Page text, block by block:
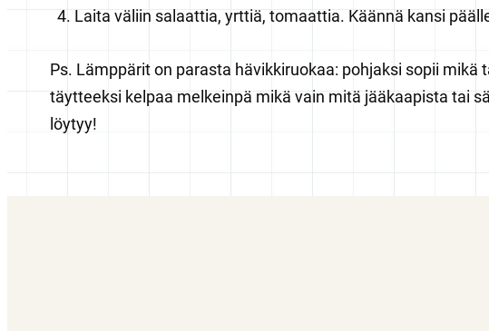
Laita väliin salaattia, yrttiä, tomaattia. Käännä kansi
Ps. Lämppärit on parasta hävikkiruokaa: pohjaksi sopii mikä
täytteeksi kelpaa melkeinpä mikä vain mitä jääkaapista tai
löytyy!